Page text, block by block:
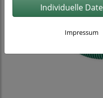
Individuelle
Impressum